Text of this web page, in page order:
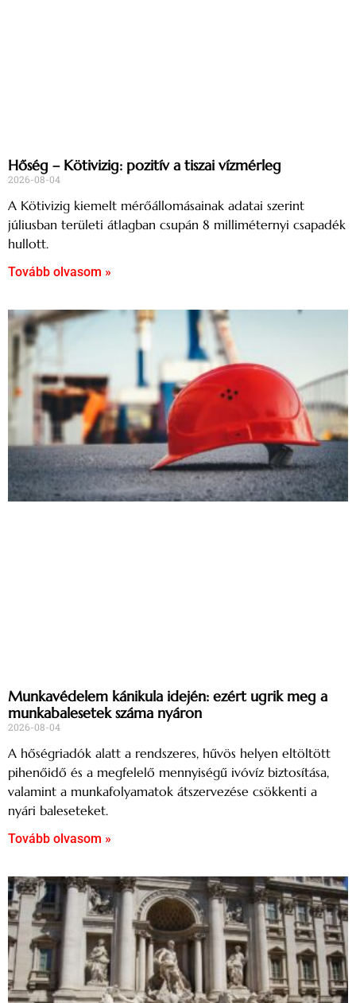
Hőség – Kötivizig: pozitív a tiszai vízmérleg
2026-08-04
A Kötivizig kiemelt mérőállomásainak adatai szerint
júliusban területi átlagban csupán 8 milliméternyi csapadék
hullott.
Tovább olvasom »
Munkavédelem kánikula idején: ezért ugrik meg a
munkabalesetek száma nyáron
2026-08-04
A hőségriadók alatt a rendszeres, hűvös helyen eltöltött
pihenőidő és a megfelelő mennyiségű ivóvíz biztosítása,
valamint a munkafolyamatok átszervezése csökkenti a
nyári baleseteket.
Tovább olvasom »